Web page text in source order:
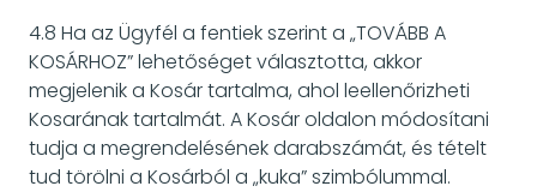
4.8 Ha az Ügyfél a fentiek szerint a „TOVÁBB A
KOSÁRHOZ” lehetőséget választotta, akkor
megjelenik a Kosár tartalma, ahol leellenőrizheti
Kosarának tartalmát. A Kosár oldalon módosítani
tudja a megrendelésének darabszámát, és tételt
tud törölni a Kosárból a „kuka” szimbólummal.